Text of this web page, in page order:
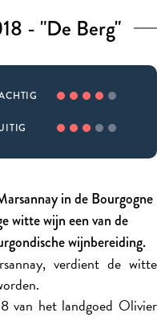
- "De Berg"
in de Bourgogne
witte wijn een van de
wijnbereiding.
verdient de witte
van het landgoed Olivier